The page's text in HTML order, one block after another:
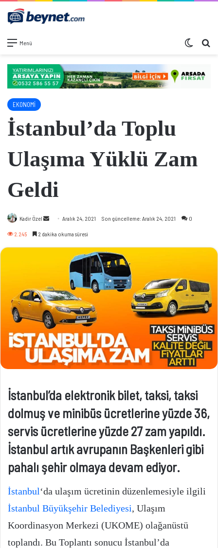
Menü Dış
EKONOMİ
İstanbul’da Toplu
Ulaşıma Yüklü Zam
Geldi
Kadir Özel
Bir
Aralık 24, 2021 Son güncelleme: Aralık 24, 2021 0
2.245 2 dakika okuma süresi
İstanbul’da elektronik bilet, taksi, taksi
dolmuş ve minibüs ücretlerine yüzde 36,
servis ücretlerine yüzde 27 zam yapıldı.
İstanbul artık avrupanın Başkenleri gibi
pahalı şehir olmaya devam ediyor.
İstanbul‘da ulaşım ücretinin düzenlemesiyle ilgili
İstanbul Büyükşehir Belediyesi, Ulaşım
Koordinasyon Merkezi (UKOME) olağanüstü
toplandı. Bu Toplantı sonucu İstanbul’da